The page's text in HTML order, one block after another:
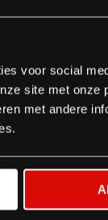
voor social
site met onze
met andere
breiden.
waterrijke
luxe
bouwen op